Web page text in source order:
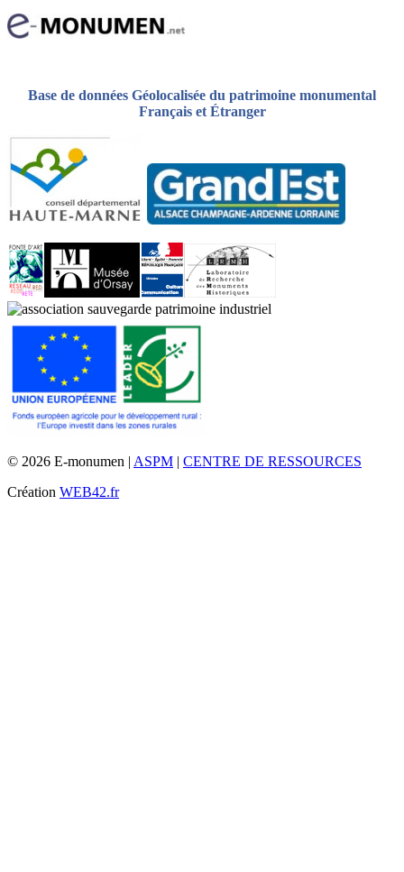
Base de données Géolocalisée du patrimoine monumental
Français et Étranger
© 2026 E-monumen | ASPM | CENTRE DE RESSOURCES
Création WEB42.fr